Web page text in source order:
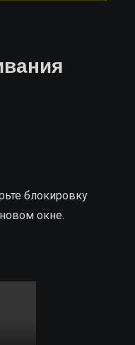
блокировку
окне.